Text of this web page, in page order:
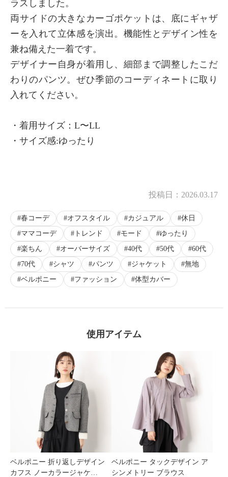
ラスしました。
両サイドの大きなカーゴポケットは、底にギャザ
ーを入れて立体感を演出。機能性とデザイン性を
兼ね備えた一着です。
デザイナー自身が着用し、細部まで調整したこだ
わりのパンツ。ぜひ季節のコーディネートに取り
入れてください。
・着用サイズ：L〜LL
・サイズ感:ゆったり
投稿日： 2026.03.17
春コーデ オフスタイル カジュアル
休日
ママコーデ
トレンド モード
ゆったり
楽ちん
オーバーサイズ 40代 50代
60代
70代
シャツ パンツ ジャケット
無地
ベルポニー
ファッション 体型カバー
使用アイテム
ベルポニー 折り返しデザイン
カフス ノーカラージャケ…
ベルポニー タックデザイン ア
シンメトリー ブラウス